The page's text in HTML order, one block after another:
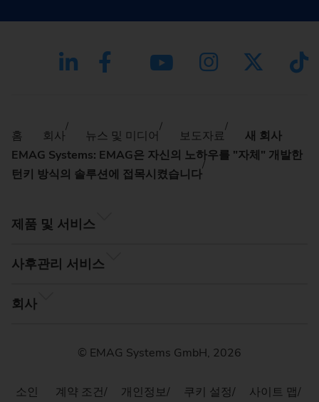
홈 회사 뉴스 및 미디어 보도자료
새 회사
EMAG Systems: EMAG은 자신의 노하우를 "자체" 개발한
턴키 방식의 솔루션에 접목시켰습니다
제품 및 서비스
사후관리 서비스
회사
© EMAG Systems GmbH, 2026
소인 계약 조건 개인정보 쿠키 설정
사이트 맵